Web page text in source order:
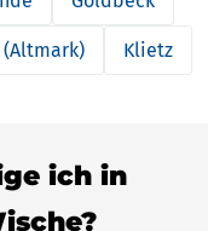
(Altmark) Klietz
ich in